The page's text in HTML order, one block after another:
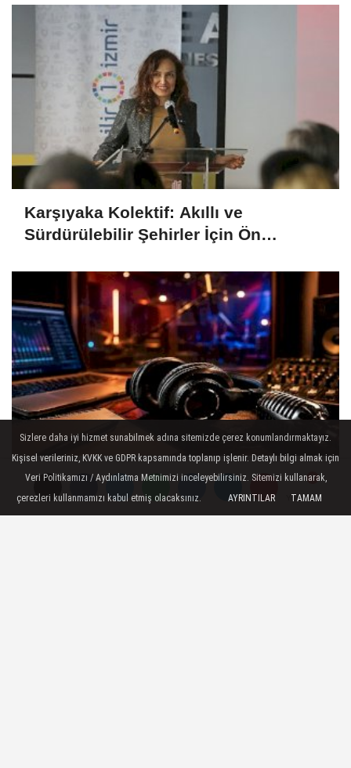
Yorumlar
Yorumlar
Karşıyaka Kolektif: Akıllı ve
Sürdürülebilir Şehirler İçin Ön
Bultenyolla ile Dijital Müzik
Tanıtımında Entegre Hizmetler ve
Sizlere daha iyi hizmet sunabilmek adına sitemizde çerez konumlandırmaktayız.
Kişisel verileriniz, KVKK ve GDPR kapsamında toplanıp işlenir. Detaylı bilgi almak için
Veri Politikamızı / Aydınlatma Metnimizi inceleyebilirsiniz. Sitemizi kullanarak,
çerezleri kullanmamızı kabul etmiş olacaksınız.
AYRINTILAR TAMAM